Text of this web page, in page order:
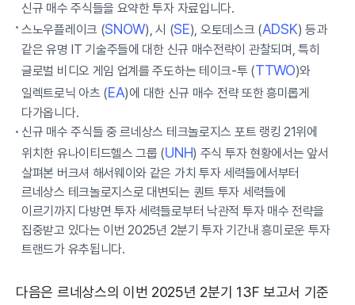
신규 매수 주식들을 요약한 투자 자료입니다.
스노우플레이크 (SNOW), 시 (SE), 오토데스크 (ADSK) 등과
같은 유명 IT 기술주들에 대한 신규 매수전략이 관찰되며, 특히
글로벌 비디오 게임 업계를 주도하는 테이크-투 (TTWO)와
일렉트로닉 아츠 (EA)에 대한 신규 매수 전략 또한 흥미롭게
다가옵니다.
신규 매수 주식들 중 르네상스 테크놀로지스 포트 랭킹 21위에
위치한 유나이티드헬스 그룹 (UNH) 주식 투자 현황에서는 앞서
살펴본 버크셔 해서웨이와 같은 가치 투자 세력들에서부터
르네상스 테크놀로지스로 대변되는 퀀트 투자 세력들에
이르기까지 다방면 투자 세력들로부터 낙관적 투자 매수 전략을
집중받고 있다는 이번 2025년 2분기 투자 기간내 흥미로운 투자
트랜드가 유추됩니다.
다음은 르네상스의 이번 2025년 2분기 13F 보고서 기준